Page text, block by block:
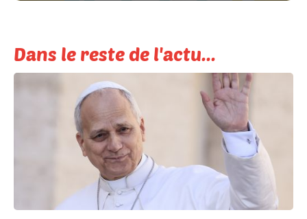
Dans le reste de l'actu...